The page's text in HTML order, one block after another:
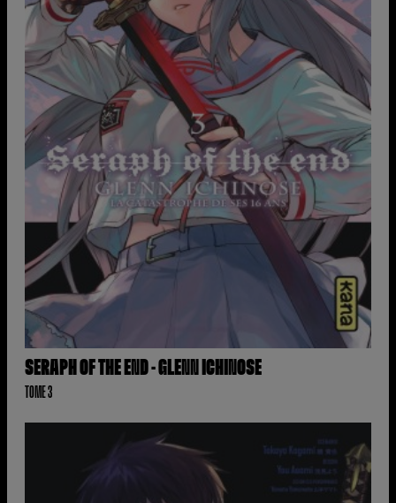
SERAPH OF THE END - GLENN ICHINOSE
TOME 3